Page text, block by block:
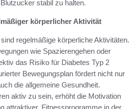
stabil zu halten.
körperlicher Aktivität
regelmäßige körperliche Aktivitäten.
wie Spazierengehen oder
das Risiko für Diabetes Typ 2
Bewegungsplan fördert nicht nur
die allgemeine Gesundheit.
aktiv zu sein, erhöht die Motivation
attraktiver. Fitnessprogramme in der